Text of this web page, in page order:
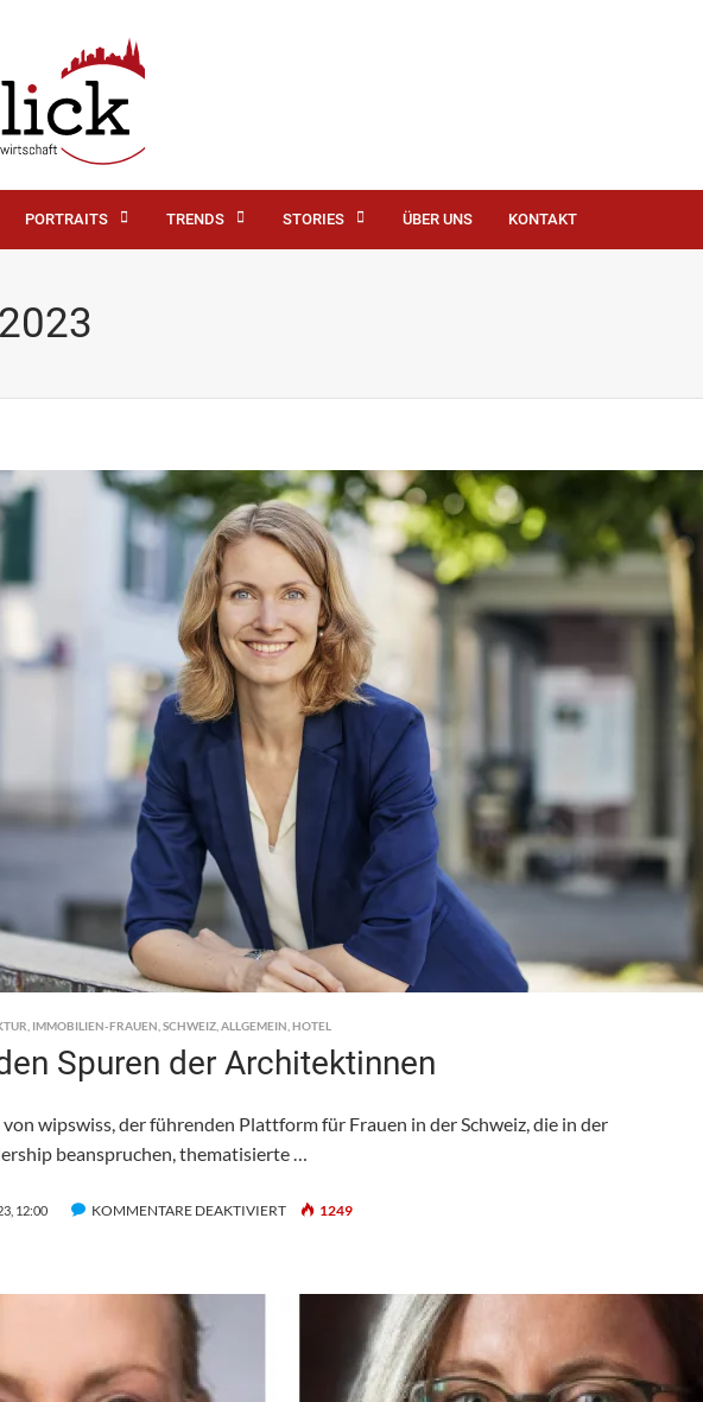
PORTRAITS TRENDS STORIES ÜBER UNS KONTAKT
IMMOBILIEN-FRAUEN SCHWEIZ ALLGEMEIN HOTEL
Spuren der Architektinnen
wipswiss, der führenden Plattform für Frauen in der Schweiz, die in der
beanspruchen, thematisierte …
12:00 KOMMENTARE DEAKTIVIERTFÜR
ARCHITEKTINNEN
1249